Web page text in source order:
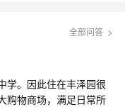
全部问答
学。因此住在丰泽园很
购物商场，满足日常所